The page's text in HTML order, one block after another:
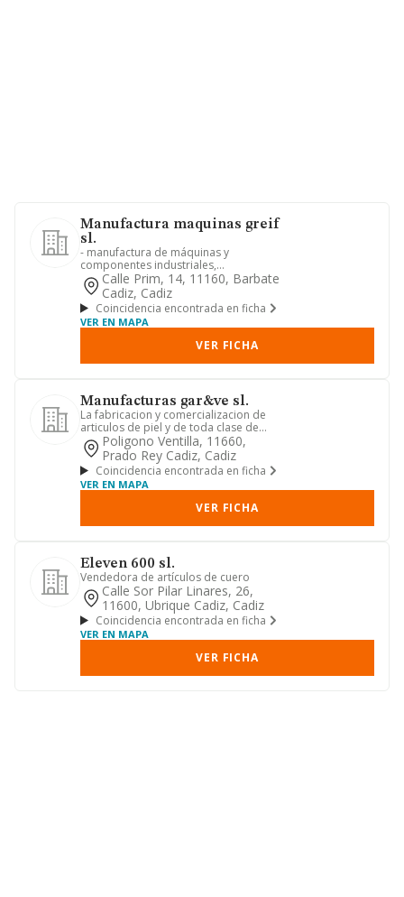
Manufactura maquinas greif
sl.
- manufactura de máquinas y
componentes industriales,
desprendiendo de viruta por
maquinado, carpin...
Calle Prim, 14, 11160, Barbate
Cadiz, Cadiz
Coincidencia encontrada en ficha
VER EN MAPA
VER FICHA
Manufacturas gar&ve sl.
La fabricacion y comercializacion de
articulos de piel y de toda clase de
complementos en piel y te...
Poligono Ventilla, 11660,
Prado Rey Cadiz, Cadiz
Coincidencia encontrada en ficha
VER EN MAPA
VER FICHA
Eleven 600 sl.
Vendedora de artículos de cuero
Calle Sor Pilar Linares, 26,
11600, Ubrique Cadiz, Cadiz
Coincidencia encontrada en ficha
VER EN MAPA
VER FICHA